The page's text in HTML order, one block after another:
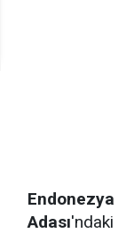
Endonezya
Adası'ndaki